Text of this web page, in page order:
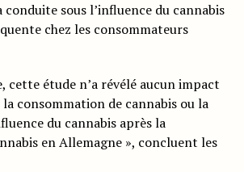
conduite sous l’influence du cannabis
chez les consommateurs
cette étude n’a révélé aucun impact
consommation de cannabis ou la
du cannabis après la
en Allemagne », concluent les